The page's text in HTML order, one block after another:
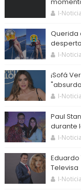
I-
Querida
I-
¡Sofá
I-
Paul
durante
I-
Televisa
I-